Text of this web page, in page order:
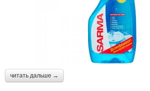
читать дальше →